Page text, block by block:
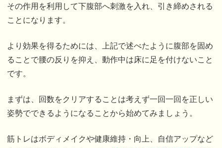
その作用を利用して下腹部へ刺激を入れ、引き締めされる
ことになります。
より効果を得るためには、上記で述べたように腹部を固め
ることで腰の反りを抑え、動作中は床に足を付けないこと
です。
まずは、回数をクリアすることは考えず一回一回を正しい
姿勢でできるようになることから始めてみましょう。
筋トレはボディメイクや健康維持・向上、自信アップなど